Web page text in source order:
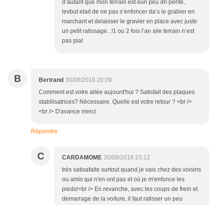
d’autant que mon terrain est eun peu dn pente..
levbut etait de ne pas s’enfoncer da’s le grabier en
marchant et delaisser le gravier en place avec juste
un petit ratissage...!1 ou 2 fois l’an sile terrain n’est
pas plat
B Bertrand 30/08/2018 20:09
Comment est votre allée aujourd'hui ? Satisfait des plaques
stabilisatrices? Nécessaire. Quelle est votre retour ? <br />
<br /> D'avance merci
Répondre
C CARDAMOME 30/08/2018 23:12
très satisafaite surtout quand je vais chez des voisins
ou amis qui n'en ont pas et où je m'enfonce les
pieds!<br /> En revanche, avec les coups de frein et
demarrage de la voiture, il faut ratisser un peu